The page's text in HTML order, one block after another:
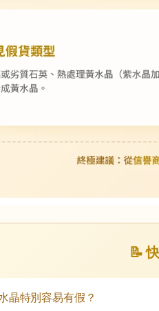
📝
晶特別容易有假？